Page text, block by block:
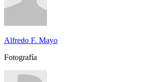
Alfredo F. Mayo
Fotografía